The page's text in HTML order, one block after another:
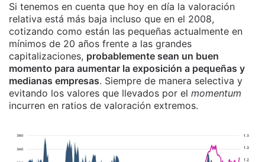
Si tenemos en cuenta que hoy en día la valoración
relativa está más baja incluso que en el 2008,
cotizando como están las pequeñas actualmente en
mínimos de 20 años frente a las grandes
capitalizaciones, probablemente sean un buen
momento para aumentar la exposición a pequeñas y
medianas empresas. Siempre de manera selectiva y
evitando los valores que llevados por el momentum
incurren en ratios de valoración extremos.